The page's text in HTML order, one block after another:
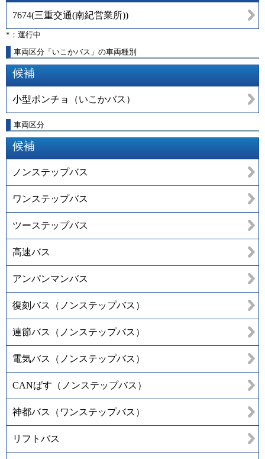
7674(三重交通(南紀営業所))
*：運行中
車両区分「いこかバス」の車両種別
候補
小型ポンチョ（いこかバス）
車両区分
候補
ノンステップバス
ワンステップバス
ツーステップバス
高速バス
アンパンマンバス
復刻バス（ノンステップバス）
連節バス（ノンステップバス）
電気バス（ノンステップバス）
CANばす（ノンステップバス）
神都バス（ワンステップバス）
リフトバス